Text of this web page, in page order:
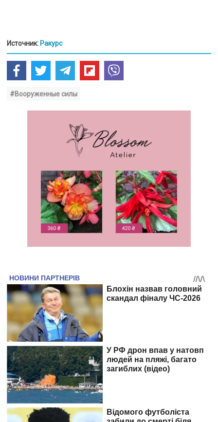
Источник: Ракурс
#Вооруженные силы